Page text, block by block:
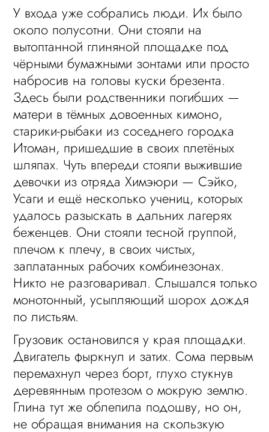
У входа уже собрались люди. Их было
около полусотни. Они стояли на
вытоптанной глиняной площадке под
чёрными бумажными зонтами или просто
набросив на головы куски брезента.
Здесь были родственники погибших —
матери в тёмных довоенных кимоно,
старики-рыбаки из соседнего городка
Итоман, пришедшие в своих плетёных
шляпах. Чуть впереди стояли выжившие
девочки из отряда Химэюри — Сэйко,
Усаги и ещё несколько учениц, которых
удалось разыскать в дальних лагерях
беженцев. Они стояли тесной группой,
плечом к плечу, в своих чистых,
заплатанных рабочих комбинезонах.
Никто не разговаривал. Слышался только
монотонный, усыпляющий шорох дождя
по листьям.
Грузовик остановился у края площадки.
Двигатель фыркнул и затих. Сома первым
перемахнул через борт, глухо стукнув
деревянным протезом о мокрую землю.
Глина тут же облепила подошву, но он,
не обращая внимания на скользкую